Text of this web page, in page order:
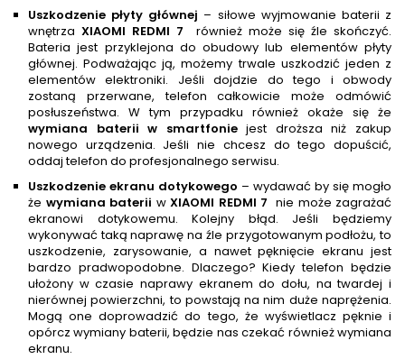
Uszkodzenie płyty głównej – siłowe wyjmowanie baterii z
wnętrza XIAOMI REDMI 7
również może się źle skończyć.
Bateria jest przyklejona do obudowy lub elementów płyty
głównej. Podważając ją, możemy trwale uszkodzić jeden z
elementów elektroniki. Jeśli dojdzie do tego i obwody
zostaną przerwane, telefon całkowicie może odmówić
posłuszeństwa. W tym przypadku również okaże się że
wymiana baterii w smartfoniejest droższa niż zakup
nowego urządzenia. Jeśli nie chcesz do tego dopuścić,
oddaj telefon do profesjonalnego serwisu.
Uszkodzenie ekranu dotykowego – wydawać by się mogło
że wymiana baterii w XIAOMI REDMI 7 nie może zagrażać
ekranowi dotykowemu. Kolejny błąd. Jeśli będziemy
wykonywać taką naprawę na źle przygotowanym podłożu, to
uszkodzenie, zarysowanie, a nawet pęknięcie ekranu jest
bardzo pradwopodobne. Dlaczego? Kiedy telefon będzie
ułożony w czasie naprawy ekranem do dołu, na twardej i
nierównej powierzchni, to powstają na nim duże naprężenia.
Mogą one doprowadzić do tego, że wyświetlacz pęknie i
opórcz wymiany baterii, będzie nas czekać również wymiana
ekranu.